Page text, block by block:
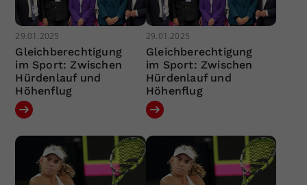
29.01.2025
Gleichberechtigung
im Sport: Zwischen
Hürdenlauf und
Höhenflug
29.01.2025
Gleichberechtigung
im Sport: Zwischen
Hürdenlauf und
Höhenflug